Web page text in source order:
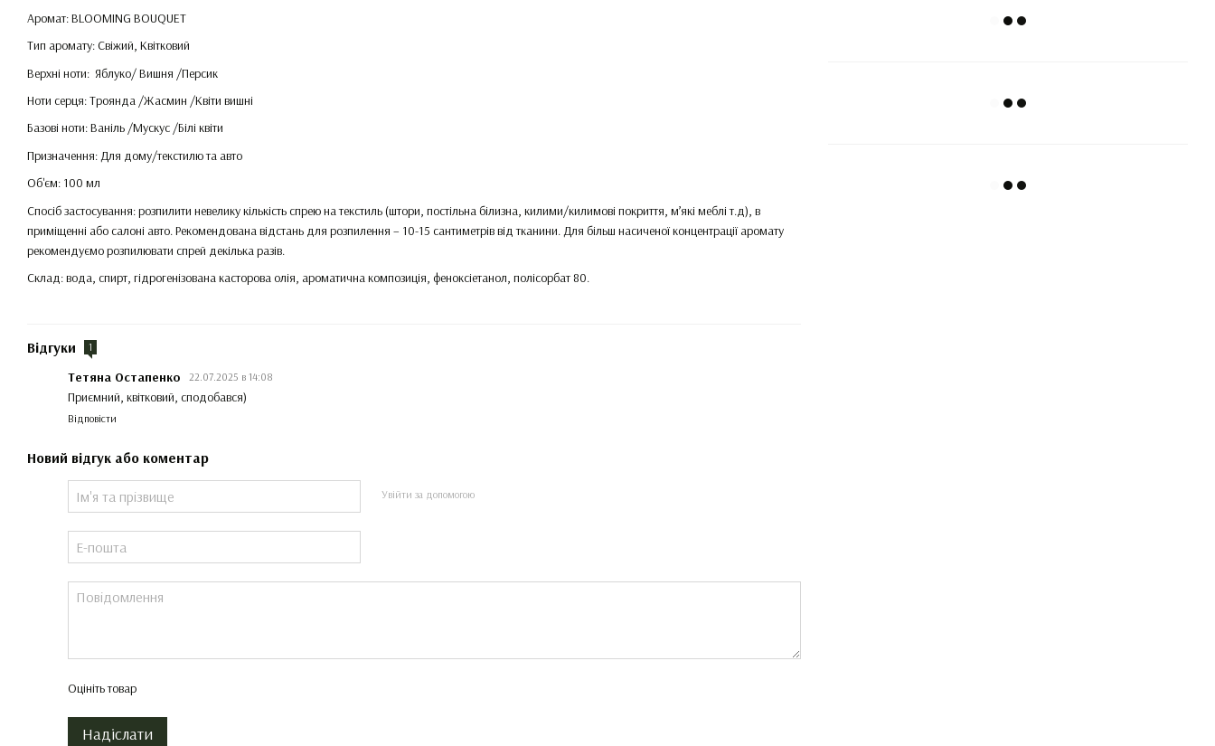
Аромат: BLOOMING BOUQUET
Тип аромату: Свіжий, Квітковий
Верхні ноти: Яблуко/ Вишня /Персик
Ноти серця: Троянда /Жасмин /Квіти вишні
Базові ноти: Ваніль /Мускус /Білі квіти
Призначення: Для дому/текстилю та авто
Об'єм: 100 мл
Спосіб застосування: розпилити невелику кількість спрею на текстиль (штори, постільна білизна, килими/килимові покриття, м’які меблі т.д), в
приміщенні або салоні авто. Рекомендована відстань для розпилення – 10-15 сантиметрів від тканини. Для більш насиченої концентрації аромату
рекомендуємо розпилювати спрей декілька разів.
Склад: вода, спирт, гідрогенізована касторова олія, ароматична композиція, феноксіетанол, полісорбат 80.
Відгуки 1
Тетяна Остапенко 22.07.2025 в 14:08
Приємний, квітковий, сподобався)
Відповісти
Новий відгук або коментар
Увійти за допомогою
Оцініть товар
Надіслати